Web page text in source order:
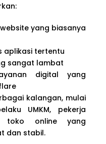
yang biasanya
aplikasi tertentu
sangat lambat
digital yang
kalangan, mulai
UMKM, pekerja
toko online yang
dan stabil.